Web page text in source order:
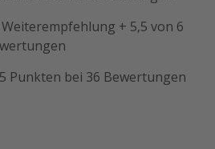
Weiterempfehlung + 5,5 von 6
Punkten bei 36 Bewertungen